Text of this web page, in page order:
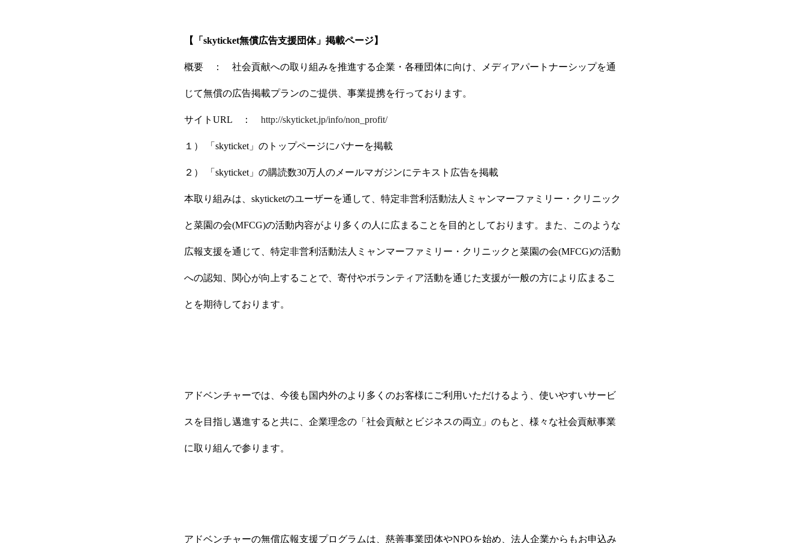
【「skyticket無償広告支援団体」掲載ページ】
概要 ： 社会貢献への取り組みを推進する企業・各種団体に向け、メディアパートナーシップを通
じて無償の広告掲載プランのご提供、事業提携を行っております。
サイトURL ： http://skyticket.jp/info/non_profit/
１） 「skyticket」のトップページにバナーを掲載
２） 「skyticket」の購読数30万人のメールマガジンにテキスト広告を掲載
本取り組みは、skyticketのユーザーを通して、特定非営利活動法人ミャンマーファミリー・クリニック
と菜園の会(MFCG)の活動内容がより多くの人に広まることを目的としております。また、このような
広報支援を通じて、特定非営利活動法人ミャンマーファミリー・クリニックと菜園の会(MFCG)の活動
への認知、関心が向上することで、寄付やボランティア活動を通じた支援が一般の方により広まるこ
とを期待しております。
アドベンチャーでは、今後も国内外のより多くのお客様にご利用いただけるよう、使いやすいサービ
スを目指し邁進すると共に、企業理念の「社会貢献とビジネスの両立」のもと、様々な社会貢献事業
に取り組んで参ります。
アドベンチャーの無償広報支援プログラムは、慈善事業団体やNPOを始め、法人企業からもお申込み